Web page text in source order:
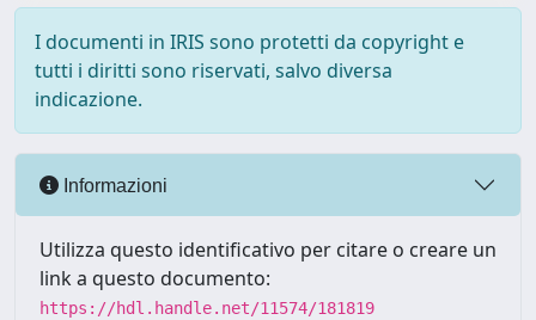
I documenti in IRIS sono protetti da copyright e
tutti i diritti sono riservati, salvo diversa
indicazione.
Informazioni
Utilizza questo identificativo per citare o creare un
link a questo documento:
https://hdl.handle.net/11574/181819